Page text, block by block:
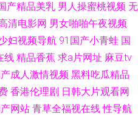
产一级久久精品 91高清视频免费观看
白丝骚艹白浆 午夜精品久久麻豆 福
娱乐蜜桃臀久 日本福利社12区 草逼
三区 伊人久久成人网 国产午夜福利
产精品美乳 男人操蜜桃视频 无
清电影网 男女啪啪午夜视频
妇视频导航 91国产小青蛙 国
线 精品香蕉 求a片网址 麻豆tv
成人激情视频 黑料吃瓜精品
香港伦理剧 日韩大片观看网
网站 青草全福视在线 性导航